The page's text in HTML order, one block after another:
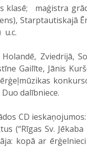
klasē; maģistra
Starptautiskajā
u.c.
Zviedrijā,
Gailīte, Jānis
dalībniece.
ieskaņojumos:
(“Rīgas Sv.
kopā ar